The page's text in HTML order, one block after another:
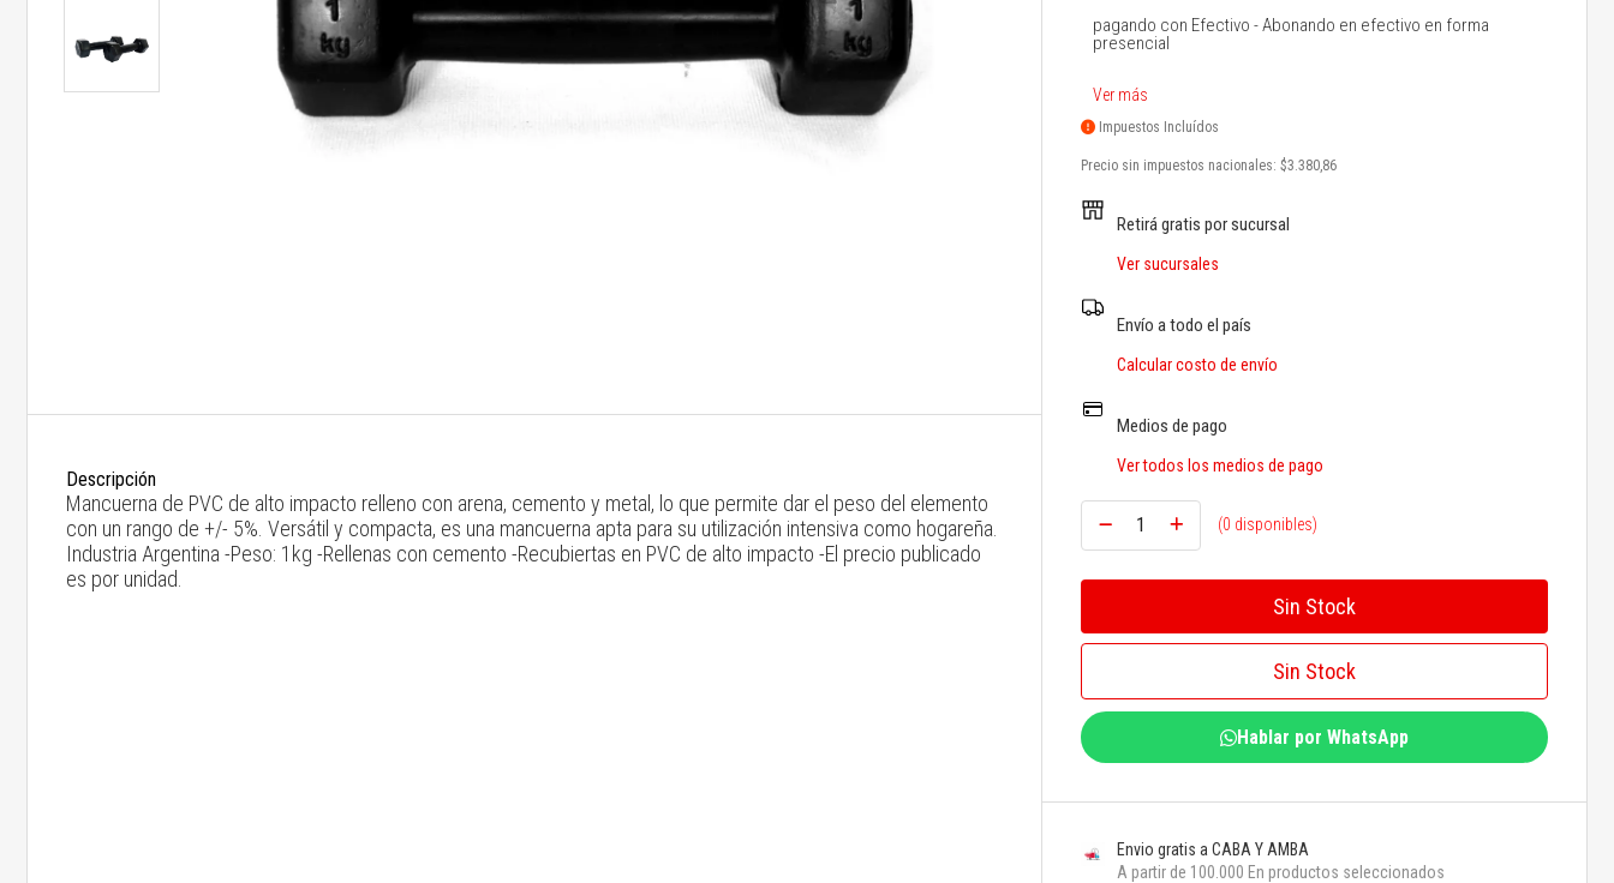
pagando con Efectivo - Abonando en efectivo en forma
presencial
Ver más
Impuestos Incluídos
Precio sin impuestos nacionales: $3.380,86
Retirá gratis por sucursal
Ver sucursales
Envío a todo el país
Calcular costo de envío
Medios de pago
Ver todos los medios de pago
(0 disponibles)
Sin Stock
Sin Stock
Hablar por WhatsApp
Envio gratis a CABA Y AMBA
A partir de 100.000 En productos seleccionados
Descripción
Mancuerna de PVC de alto impacto relleno con arena, cemento y metal, lo que permite dar el peso del elemento
con un rango de +/- 5%. Versátil y compacta, es una mancuerna apta para su utilización intensiva como hogareña.
Industria Argentina -Peso: 1kg -Rellenas con cemento -Recubiertas en PVC de alto impacto -El precio publicado
es por unidad.